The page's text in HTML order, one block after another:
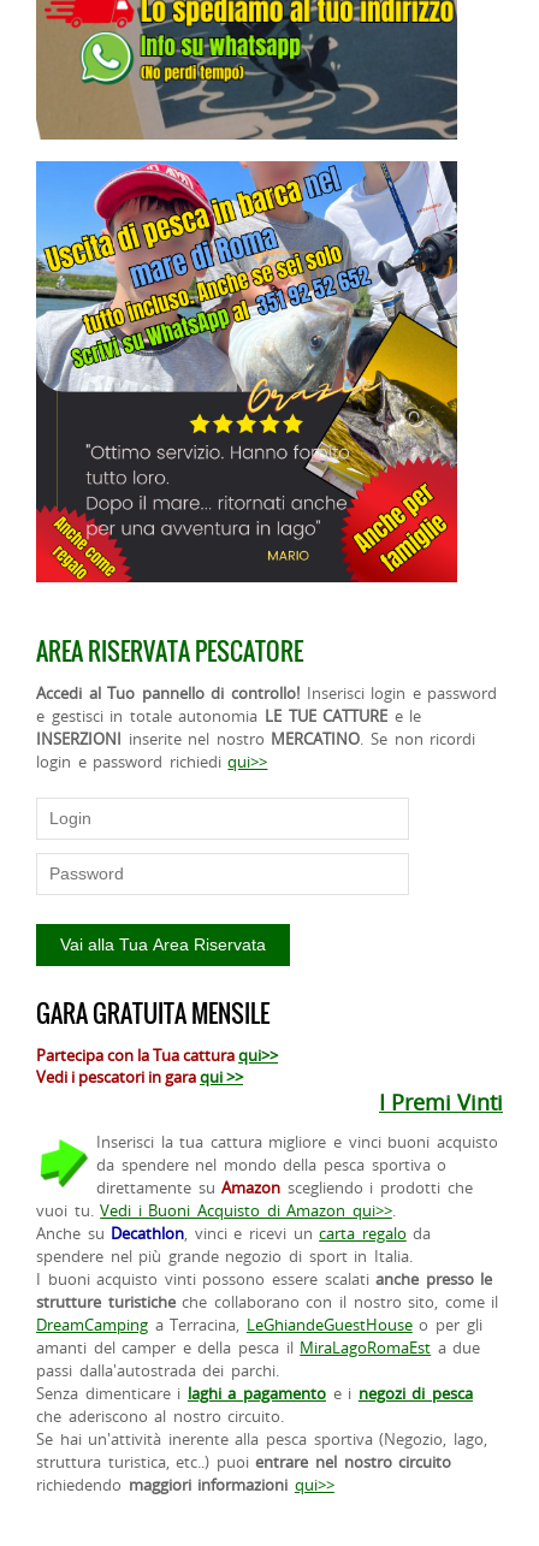
AREA RISERVATA PESCATORE
Accedi al Tuo pannello di controllo! Inserisci login e password
e gestisci in totale autonomia LE TUE CATTURE e le
INSERZIONI inserite nel nostro MERCATINO. Se non ricordi
login e password richiediqui>>
GARA GRATUITA MENSILE
Partecipa con la Tua catturaqui>>
Vedi i pescatori in garaqui >>
I Premi Vinti
Inserisci la tua cattura migliore e vinci buoni acquisto
da spendere nel mondo della pesca sportiva o
direttamente suAmazon scegliendo i prodotti che
vuoi tu.Vedi i Buoni Acquisto di Amazon qui>>.
Anche su Decathlon, vinci e ricevi uncarta regalo da
spendere nel più grande negozio di sport in Italia.
I buoni acquisto vinti possono essere scalatianche presso le
strutture turisticheche collaborano con il nostro sito, come il
DreamCamping a Terracina, LeGhiandeGuestHouseo per gli
amanti del camper e della pesca il MiraLagoRomaEst a due
passi dalla'autostrada dei parchi.
Senza dimenticare i laghi a pagamento e i negozi di pesca
che aderiscono al nostro circuito.
Se hai un'attività inerente alla pesca sportiva (Negozio, lago,
struttura turistica, etc..) puoientrare nel nostro circuito
richiedendo maggiori informazioni qui>>